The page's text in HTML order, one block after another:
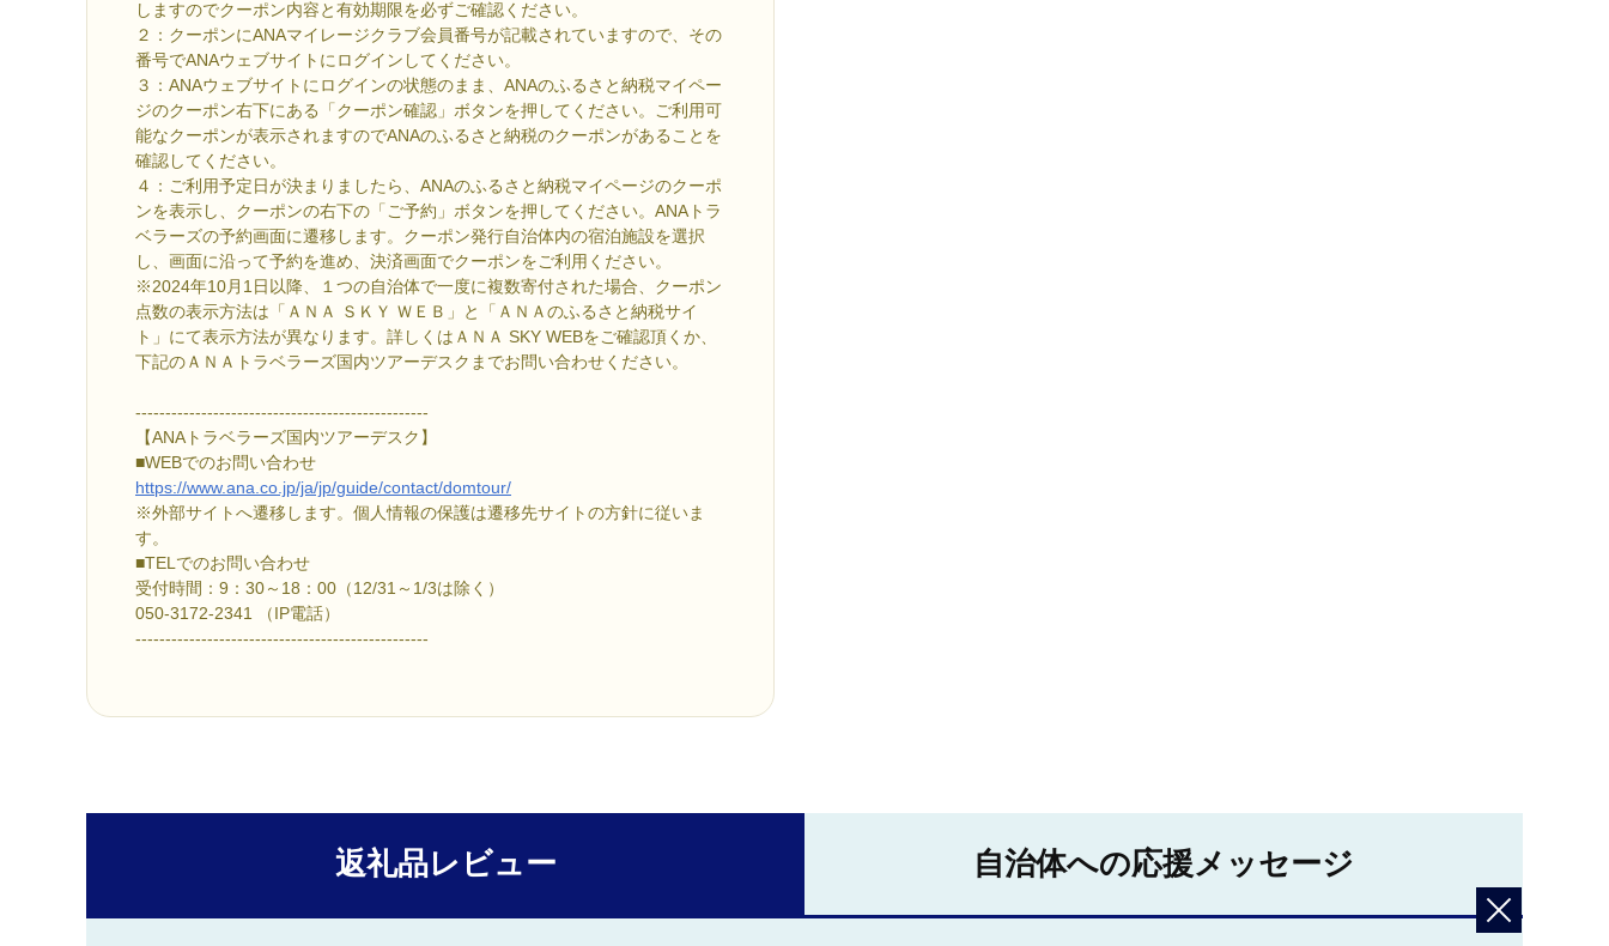
しますのでクーポン内容と有効期限を必ずご確認ください。
２：クーポンにANAマイレージクラブ会員番号が記載されていますので、その
番号でANAウェブサイトにログインしてください。
３：ANAウェブサイトにログインの状態のまま、ANAのふるさと納税マイペー
ジのクーポン右下にある「クーポン確認」ボタンを押してください。ご利用可
能なクーポンが表示されますのでANAのふるさと納税のクーポンがあることを
確認してください。
４：ご利用予定日が決まりましたら、ANAのふるさと納税マイページのクーポ
ンを表示し、クーポンの右下の「ご予約」ボタンを押してください。ANAトラ
ベラーズの予約画面に遷移します。クーポン発行自治体内の宿泊施設を選択
し、画面に沿って予約を進め、決済画面でクーポンをご利用ください。
※2024年10月1日以降、１つの自治体で一度に複数寄付された場合、クーポン
点数の表示方法は「ＡＮＡ ＳＫＹ ＷＥＢ」と「ＡＮＡのふるさと納税サイ
ト」にて表示方法が異なります。詳しくはＡＮＡ SKY WEBをご確認頂くか、
下記のＡＮＡトラベラーズ国内ツアーデスクまでお問い合わせください。
-------------------------------------------------
【ANAトラベラーズ国内ツアーデスク】
■WEBでのお問い合わせ
https://www.ana.co.jp/ja/jp/guide/contact/domtour/
※外部サイトへ遷移します。個人情報の保護は遷移先サイトの方針に従いま
す。
■TELでのお問い合わせ
受付時間：9：30～18：00（12/31～1/3は除く）
050-3172-2341 （IP電話）
-------------------------------------------------
返礼品レビュー 自治体への応援メッセージ